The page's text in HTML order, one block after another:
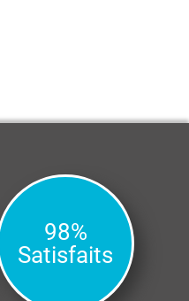
98%
Satisfaits